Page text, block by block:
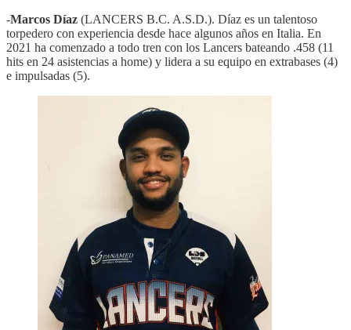
-Marcos Díaz (LANCERS B.C. A.S.D.). Díaz es un talentoso
torpedero con experiencia desde hace algunos años en Italia. En
2021 ha comenzado a todo tren con los Lancers bateando .458 (11
hits en 24 asistencias a home) y lidera a su equipo en extrabases (4)
e impulsadas (5).